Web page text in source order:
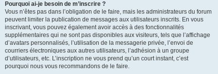
Pourquoi ai-je besoin de m’inscrire ?
Vous n’êtes pas dans l’obligation de le faire, mais les administrateurs du forum
peuvent limiter la publication de messages aux utilisateurs inscrits. En vous
inscrivant, vous pouvez également avoir accès à des fonctionnalités
supplémentaires qui ne sont pas disponibles aux visiteurs, tels que l’affichage
d’avatars personnalisés, l’utilisation de la messagerie privée, l’envoi de
courriers électroniques aux autres utilisateurs, l’adhésion à un groupe
d’utilisateurs, etc. L’inscription ne vous prend qu’un court instant, c’est
pourquoi nous vous recommandons de le faire.